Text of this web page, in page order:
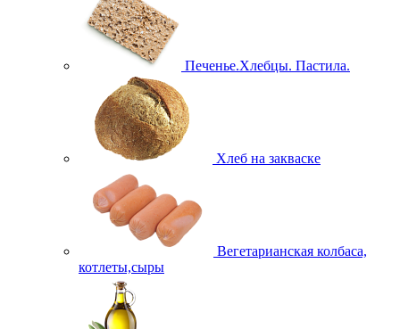
Печенье.Хлебцы. Пастила.
Хлеб на закваске
Вегетарианская колбаса,
котлеты,сыры